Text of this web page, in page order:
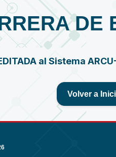
DE
al Sistema
Volver a